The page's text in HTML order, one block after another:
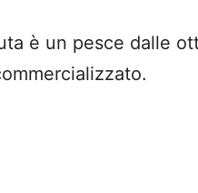
è un pesce dalle